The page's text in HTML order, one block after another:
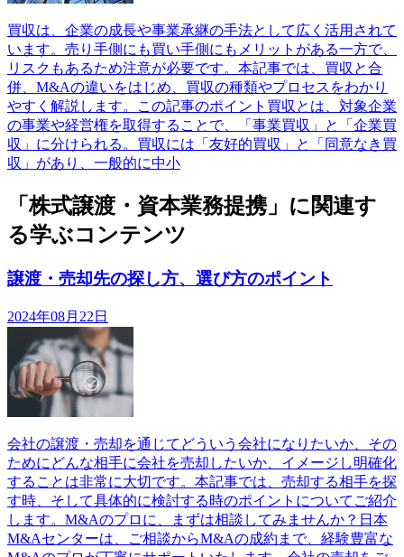
買収は、企業の成長や事業承継の手法として広く活用されて
います。売り手側にも買い手側にもメリットがある一方で、
リスクもあるため注意が必要です。本記事では、買収と合
併、M&Aの違いをはじめ、買収の種類やプロセスをわかり
やすく解説します。この記事のポイント買収とは、対象企業
の事業や経営権を取得することで、「事業買収」と「企業買
収」に分けられる。買収には「友好的買収」と「同意なき買
収」があり、一般的に中小
「株式譲渡・資本業務提携」に関連す
る学ぶコンテンツ
譲渡・売却先の探し方、選び方のポイント
2024年08月22日
会社の譲渡・売却を通じてどういう会社になりたいか、その
ためにどんな相手に会社を売却したいか、イメージし明確化
することは非常に大切です。本記事では、売却する相手を探
す時、そして具体的に検討する時のポイントについてご紹介
します。M&Aのプロに、まずは相談してみませんか？日本
M&Aセンターは、ご相談からM&Aの成約まで、経験豊富な